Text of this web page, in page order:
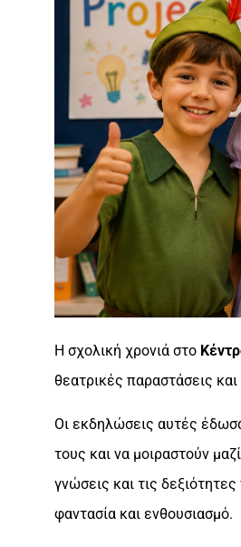
Η σχολική χρονιά στο
θεατρικές παραστάσεις
Οι εκδηλώσεις αυτές
τους και να μοιραστούν
γνώσεις και τις
φαντασία και ενθουσιασμό.